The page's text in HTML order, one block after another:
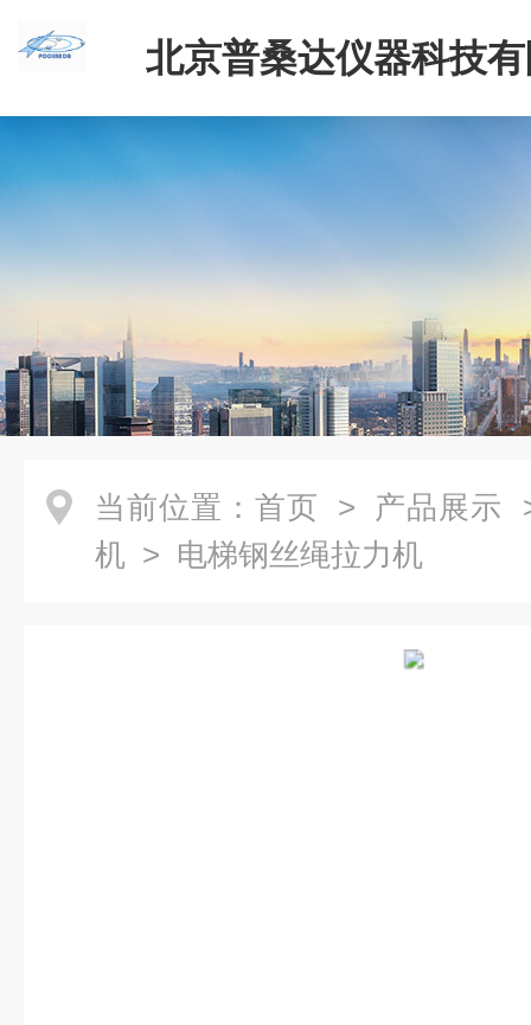
北京普桑达仪器科技
当前位置： 首页 > 产品展示
机 > 电梯钢丝绳拉力机